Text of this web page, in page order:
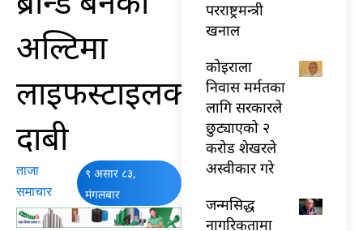
अल्टिमा
लाइफस्टाइलको
दाबी
ताजा
समाचार
९ असार ८३,
मंगलबार
परराष्ट्रमन्त्री
खनाल
कोइराला
निवास मर्मतका
लागि सरकारले
छुट्याएको २
करोड शेखरले
अस्वीकार गरे
जन्मसिद्ध
नागरिकतामा